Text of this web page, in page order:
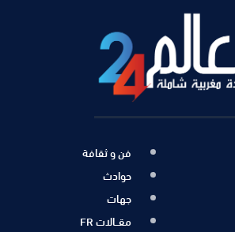
فن و ثقافة
حوادث
جهات
مقــالات FR